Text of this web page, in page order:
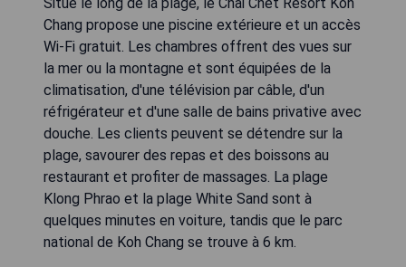
Chang propose une piscine extérieure et un accès
Wi-Fi gratuit. Les chambres offrent des vues sur
la mer ou la montagne et sont équipées de la
climatisation, d'une télévision par câble, d'un
réfrigérateur et d'une salle de bains privative avec
douche. Les clients peuvent se détendre sur la
plage, savourer des repas et des boissons au
restaurant et profiter de massages. La plage
Klong Phrao et la plage White Sand sont à
quelques minutes en voiture, tandis que le parc
national de Koh Chang se trouve à 6 km.